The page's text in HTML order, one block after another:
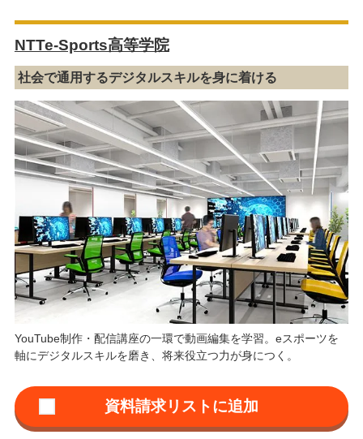
NTTe-Sports高等学院
社会で通用するデジタルスキルを身に着ける
YouTube制作・配信講座の一環で動画編集を学習。eスポーツを
軸にデジタルスキルを磨き、将来役立つ力が身につく。